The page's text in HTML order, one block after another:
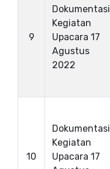
9
Dokumentasi
Kegiatan
Upacara 17
Agustus
2022
10
Dokumentasi
Kegiatan
Upacara 17